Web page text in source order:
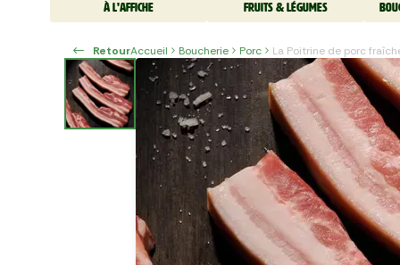
À L'AFFICHE FRUITS & LÉGUMES
RetourAccueil Boucherie Porc La Poitrine de porc